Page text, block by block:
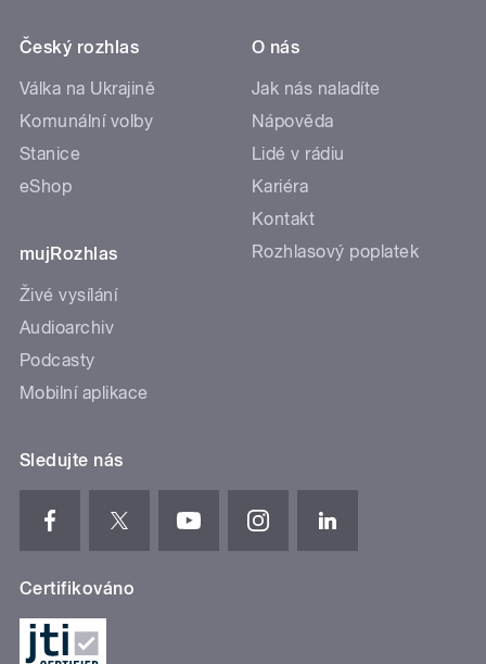
Český rozhlas
Válka na Ukrajině
Komunální volby
Stanice
eShop
mujRozhlas
Živé vysílání
Audioarchiv
Podcasty
Mobilní aplikace
O nás
Jak nás naladíte
Nápověda
Lidé v rádiu
Kariéra
Kontakt
Rozhlasový poplatek
Sledujte nás
Certifikováno